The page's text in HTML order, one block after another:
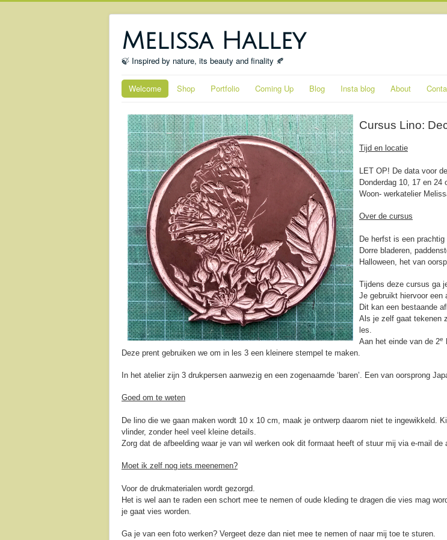
Melissa Halley
🍃 Inspired by nature, its beauty and finality 🍂
Welcome Shop Portfolio Coming Up Blog Insta blog About
Cursus Lino:
Tijd en locatie
LET OP! De data voor
Donderdag 10, 17 en 24
Woon- werkatelier
Over de cursus
De herfst is een
Dorre bladeren,
Halloween, het van
Tijdens deze cursus ga
Je gebruikt hiervoor een
Dit kan een bestaande
Als je zelf gaat tekenen
les.
Aan het einde van de 2e
Deze prent gebruiken we om in les 3 een kleinere stempel te maken.
In het atelier zijn 3 drukpersen aanwezig en een zogenaamde ‘baren’. Een van oorsprong
Goed om te weten
De lino die we gaan maken wordt 10 x 10 cm, maak je ontwerp daarom niet te ingewikkeld.
vlinder, zonder heel veel kleine details.
Zorg dat de afbeelding waar je van wil werken ook dit formaat heeft of stuur mij via e-mail
Moet ik zelf nog iets meenemen?
Voor de drukmaterialen wordt gezorgd.
Het is wel aan te raden een schort mee te nemen of oude kleding te dragen die vies mag
je gaat vies worden.
Ga je van een foto werken? Vergeet deze dan niet mee te nemen of naar mij toe te sturen.